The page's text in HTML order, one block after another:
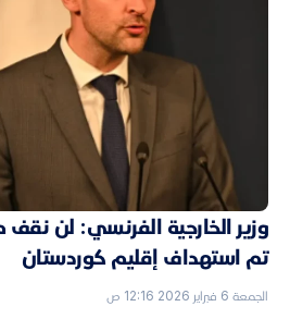
وزير الخارجية الفرنسي: لن
تم استهداف إقليم كوردستان
الجمعة 6 فبراير 2026 12:16 ص